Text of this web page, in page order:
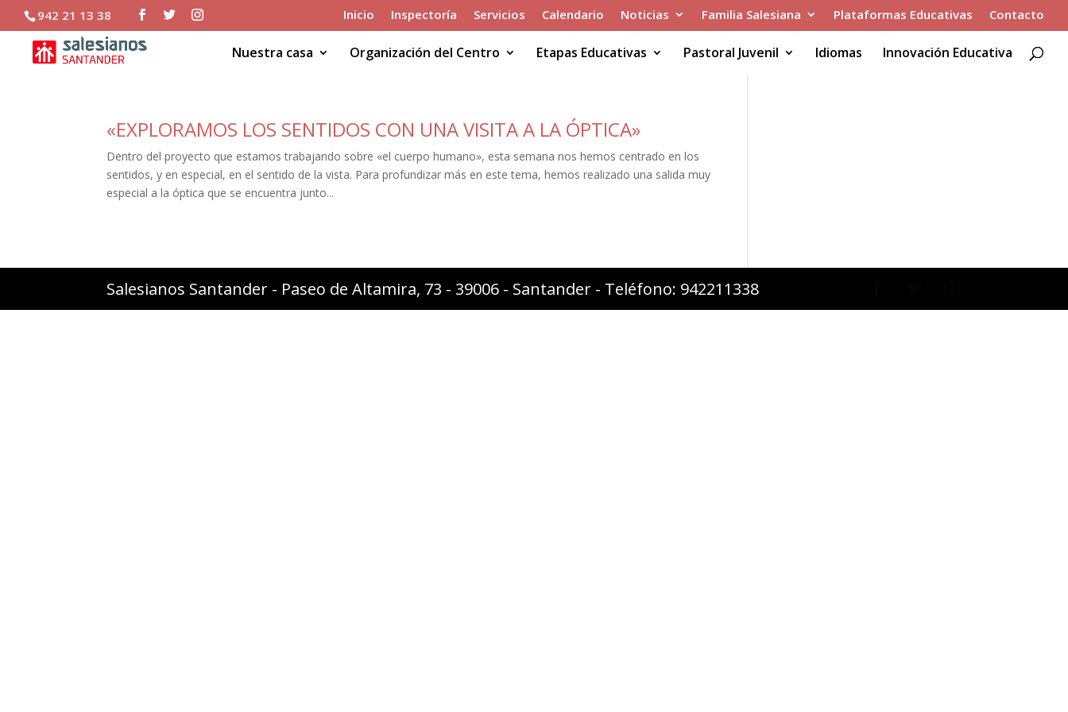
942 21 13 38 Inicio Inspectoría Servicios Calendario Noticias Familia Salesiana Plataformas Educativas Contacto
Nuestra casa Organización del Centro Etapas Educativas Pastoral Juvenil Idiomas Innovación Educativa
«EXPLORAMOS LOS SENTIDOS CON UNA VISITA A LA ÓPTICA»
Dentro del proyecto que estamos trabajando sobre «el cuerpo humano», esta semana nos hemos centrado en los
sentidos, y en especial, en el sentido de la vista. Para profundizar más en este tema, hemos realizado una salida muy
especial a la óptica que se encuentra junto...
Salesianos Santander - Paseo de Altamira, 73 - 39006 - Santander - Teléfono: 942211338